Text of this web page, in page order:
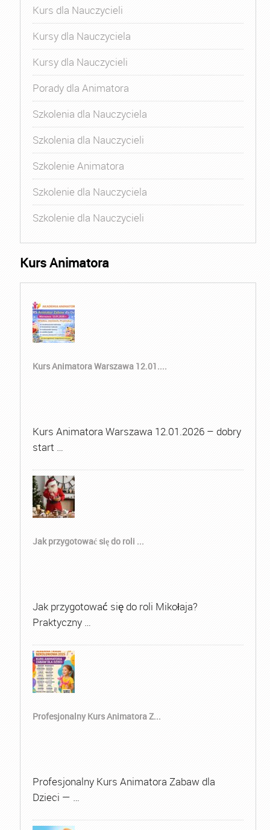
Kurs dla Nauczycieli
Kursy dla Nauczyciela
Kursy dla Nauczycieli
Porady dla Animatora
Szkolenia dla Nauczyciela
Szkolenia dla Nauczycieli
Szkolenie Animatora
Szkolenie dla Nauczyciela
Szkolenie dla Nauczycieli
Kurs Animatora
Kurs Animatora Warszawa 12.01....
Kurs Animatora Warszawa 12.01.2026 – dobry
start …
Jak przygotować się do roli ...
Jak przygotować się do roli Mikołaja?
Praktyczny …
Profesjonalny Kurs Animatora Z...
Profesjonalny Kurs Animatora Zabaw dla
Dzieci — …